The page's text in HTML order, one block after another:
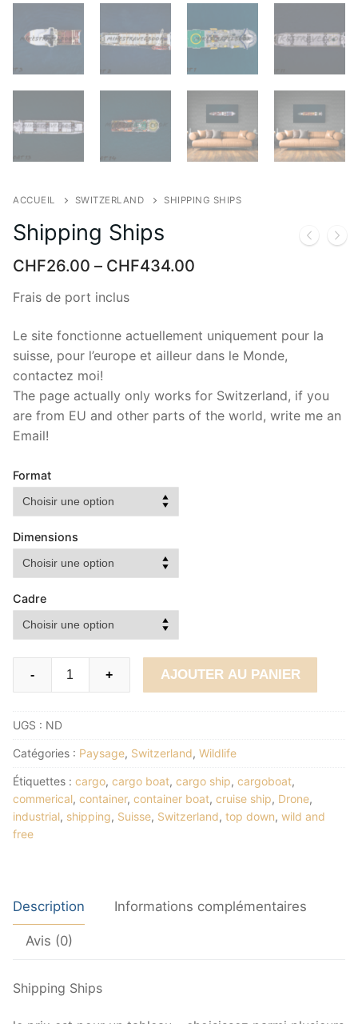
ACCUEIL SWITZERLAND SHIPPING SHIPS
Shipping Ships
CHF26.00 – CHF434.00
Frais de port inclus
Le site fonctionne actuellement uniquement pour la
suisse, pour l’europe et ailleur dans le Monde,
contactez moi!
The page actually only works for Switzerland, if you
are from EU and other parts of the world, write me an
Email!
Format
Dimensions
Cadre
Ships
- + AJOUTER AU PANIER
UGS : ND
Catégories : Paysage, Switzerland, Wildlife
Étiquettes : cargo, cargo boat, cargo ship, cargoboat,
commerical, container, container boat, cruise ship, Drone,
industrial, shipping, Suisse, Switzerland, top down, wild and
free
Description Informations complémentaires
Avis (0)
Shipping Ships